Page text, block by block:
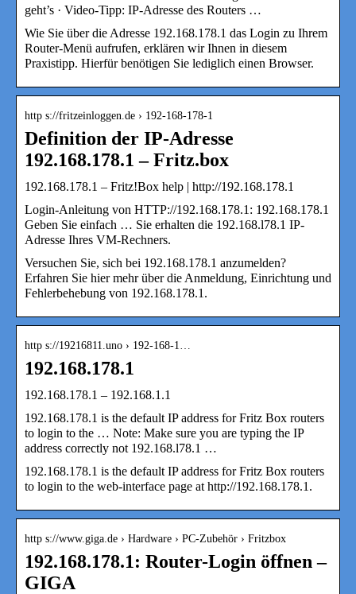
geht’s · Video-Tipp: IP-Adresse des Routers …
Wie Sie über die Adresse 192.168.178.1 das Login zu Ihrem
Router-Menü aufrufen, erklären wir Ihnen in diesem
Praxistipp. Hierfür benötigen Sie lediglich einen Browser.
http s://fritzeinloggen.de › 192-168-178-1
Definition der IP-Adresse
192.168.178.1 – Fritz.box
192.168.178.1 – Fritz!Box help | http://192.168.178.1
Login-Anleitung von HTTP://192.168.178.1: 192.168.178.1
Geben Sie einfach … Sie erhalten die 192.168.l78.1 IР-
Adresse Ihres VM-Rechners.
Versuchen Sie, sich bei 192.168.178.1 anzumelden?
Erfahren Sie hier mehr über die Anmeldung, Einrichtung und
Fehlerbehebung von 192.168.178.1.
http s://19216811.uno › 192-168-1…
192.168.178.1
192.168.178.1 – 192.168.1.1
192.168.178.1 is the default IP address for Fritz Box routers
to login to the … Note: Make sure you are typing the IP
address correctly not 192.168.l78.1 …
192.168.178.1 is the default IP address for Fritz Box routers
to login to the web-interface page at http://192.168.178.1.
http s://www.giga.de › Hardware › PC-Zubehör › Fritzbox
192.168.178.1: Router-Login öffnen –
GIGA